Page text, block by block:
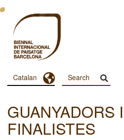
Vés
contingut
Menu
Principal
Dashboard
Catalan Toggle Dropdown
GUANYADORS I
FINALISTES